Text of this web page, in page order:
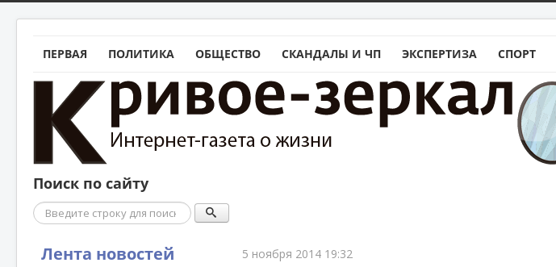
ПЕРВАЯ ПОЛИТИКА ОБЩЕСТВО СКАНДАЛЫ И ЧП ЭКСПЕРТИЗА СПОРТ
Поиск по сайту
Поиск
Лента новостей 5 ноября 2014 19:32